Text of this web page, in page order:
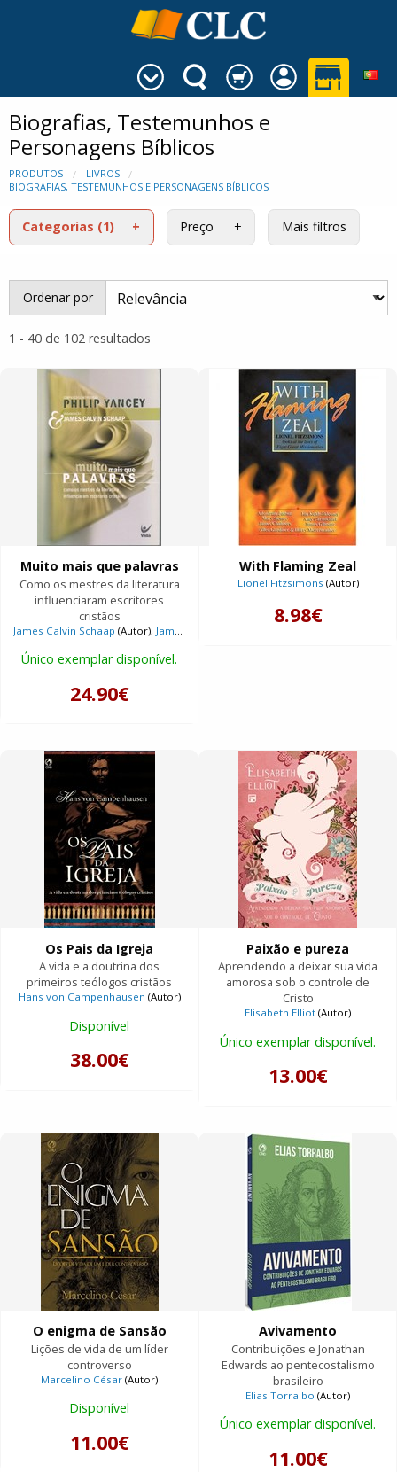
Biografias, Testemunhos e
Personagens Bíblicos
PRODUTOS
LIVROS
BIOGRAFIAS, TESTEMUNHOS E PERSONAGENS BÍBLICOS
Categorias (1) Preço Mais filtros
Ordenar por
1 - 40 de 102 resultados
Muito mais que palavras
Como os mestres da literatura
influenciaram escritores
cristãos
James Calvin Schaap (Autor), James Calvin Schaap
Único exemplar disponível.
24.90€
With Flaming Zeal
Lionel Fitzsimons (Autor)
8.98€
Os Pais da Igreja
A vida e a doutrina dos
primeiros teólogos cristãos
Hans von Campenhausen (Autor)
Disponível
38.00€
Paixão e pureza
Aprendendo a deixar sua vida
amorosa sob o controle de
Cristo
Elisabeth Elliot (Autor)
Único exemplar disponível.
13.00€
O enigma de Sansão
Lições de vida de um líder
controverso
Marcelino César (Autor)
Disponível
11.00€
Avivamento
Contribuições e Jonathan
Edwards ao pentecostalismo
brasileiro
Elias Torralbo (Autor)
Único exemplar disponível.
11.00€